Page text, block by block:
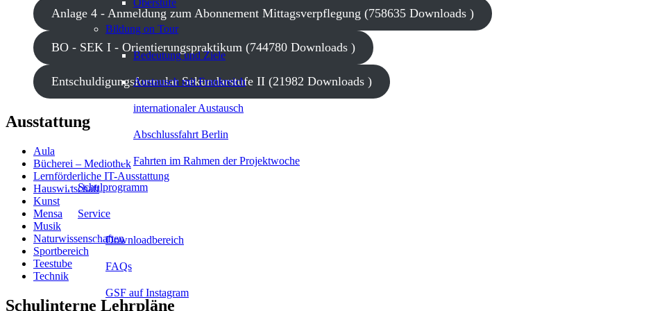
Oberstufe
Bildung on Tour
Bedeutung und Ziele
Austausch mit Frankreich
internationaler Austausch
Abschlussfahrt Berlin
Fahrten im Rahmen der Projektwoche
Schulprogramm
Service
Downloadbereich
FAQs
GSF auf Instagram
Anlage 4 - Anmeldung zum Abonnement Mittagsverpflegung (758635 Downloads )
BO - SEK I - Orientierungspraktikum (744780 Downloads )
Entschuldigungsformular Sekundarstufe II (21982 Downloads )
Ausstattung
Aula
Bücherei – Mediothek
Lernförderliche IT-Ausstattung
Hauswirtschaft
Kunst
Mensa
Musik
Naturwissenschaften
Sportbereich
Teestube
Technik
Schulinterne Lehrpläne